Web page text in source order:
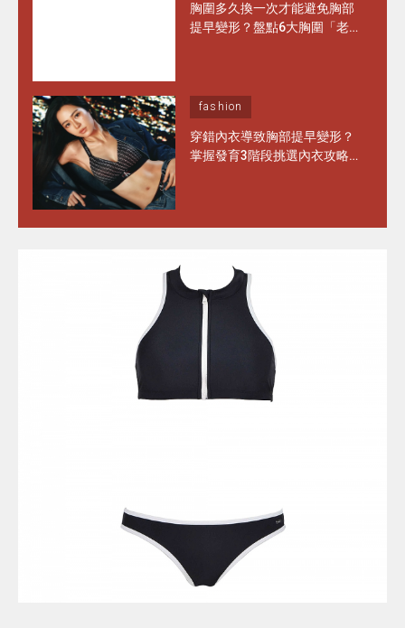
胸圍多久換一次才能避免胸部
提早變形？盤點6大胸圍「老
fashion
穿錯內衣導致胸部提早變形？
掌握發育3階段挑選內衣攻略